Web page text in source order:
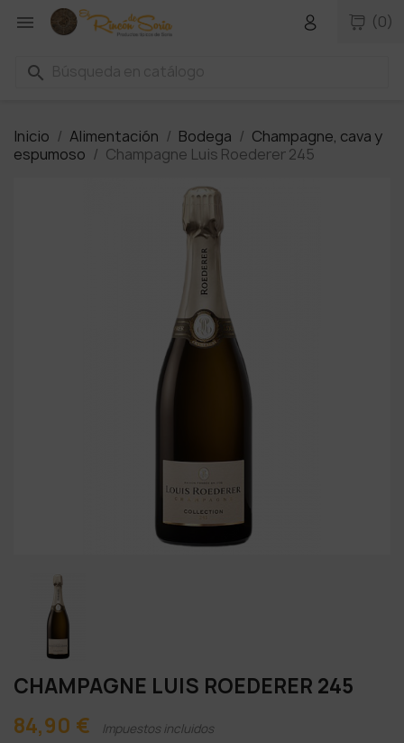
 (0)
search
Inicio Alimentación Bodega
Champagne, cava y
espumoso
Champagne Luis Roederer 245
CHAMPAGNE LUIS ROEDERER 245
84,90 €
Impuestos incluidos